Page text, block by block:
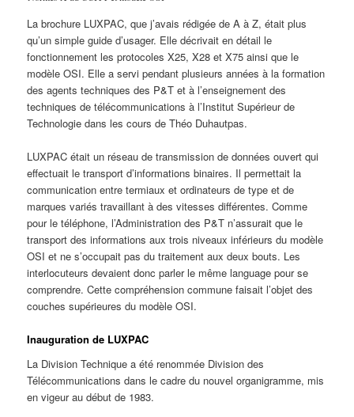
La brochure LUXPAC, que j’avais rédigée de A à Z, était plus
qu’un simple guide d’usager. Elle décrivait en détail le
fonctionnement les protocoles X25, X28 et X75 ainsi que le
modèle OSI. Elle a servi pendant plusieurs années à la formation
des agents techniques des P&T et à l’enseignement des
techniques de télécommunications à l’Institut Supérieur de
Technologie dans les cours de Théo Duhautpas.
LUXPAC était un réseau de transmission de données ouvert qui
effectuait le transport d’informations binaires. Il permettait la
communication entre termiaux et ordinateurs de type et de
marques variés travaillant à des vitesses différentes. Comme
pour le téléphone, l’Administration des P&T n’assurait que le
transport des informations aux trois niveaux inférieurs du modèle
OSI et ne s’occupait pas du traitement aux deux bouts. Les
interlocuteurs devaient donc parler le même language pour se
comprendre. Cette compréhension commune faisait l’objet des
couches supérieures du modèle OSI.
Inauguration de LUXPAC
La Division Technique a été renommée Division des
Télécommunications dans le cadre du nouvel organigramme, mis
en vigeur au début de 1983.